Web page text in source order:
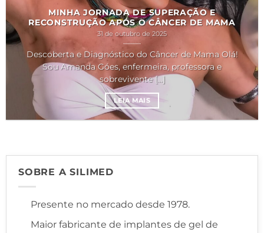
MINHA JORNADA DE SUPERAÇÃO E
RECONSTRUÇÃO APÓS O CÂNCER DE MAMA
31 de outubro de 2025
Descoberta e Diagnóstico do Câncer de Mama Olá!
Sou Amanda Góes, enfermeira, professora e
sobrevivente [...]
LEIA MAIS
SOBRE A SILIMED
Presente no mercado desde 1978.
Maior fabricante de implantes de gel de